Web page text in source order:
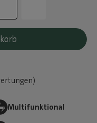
Multifunktional